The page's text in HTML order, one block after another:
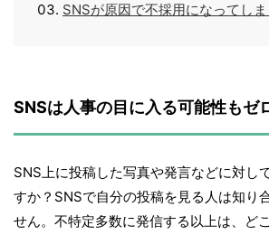
SNSが原因で不採用になってし
SNSは人事の目に入る可能性もゼ
SNS上に投稿した写真や発言などに対し
すか？SNSで自分の投稿を見る人は知り
せん。不特定多数に発信する以上は、ど